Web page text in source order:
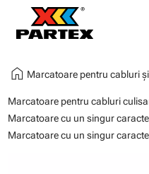
home Marcatoare pentru cabluri
Marcatoare pentru cabluri
Marcatoare cu un singur
Marcatoare cu un singur